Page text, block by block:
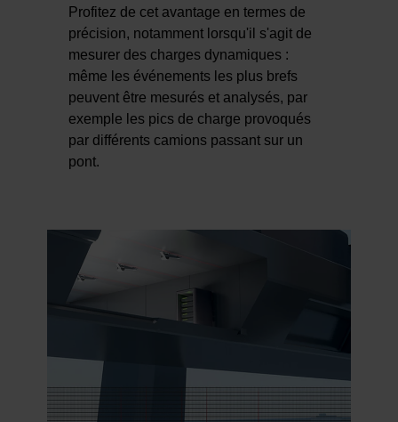
Profitez de cet avantage en termes de
précision, notamment lorsqu'il s'agit de
mesurer des charges dynamiques :
même les événements les plus brefs
peuvent être mesurés et analysés, par
exemple les pics de charge provoqués
par différents camions passant sur un
pont.